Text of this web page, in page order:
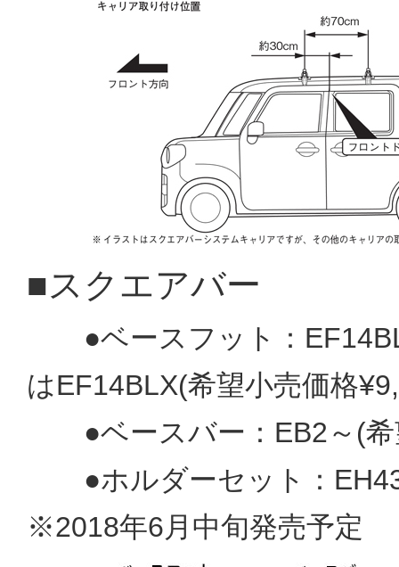
■スクエアバー
●ベースフット：
はEF14BLX(希望小売価格
●ベースバー：EB2～ (
●ホルダーセット：
※2018年6月中旬発売予定